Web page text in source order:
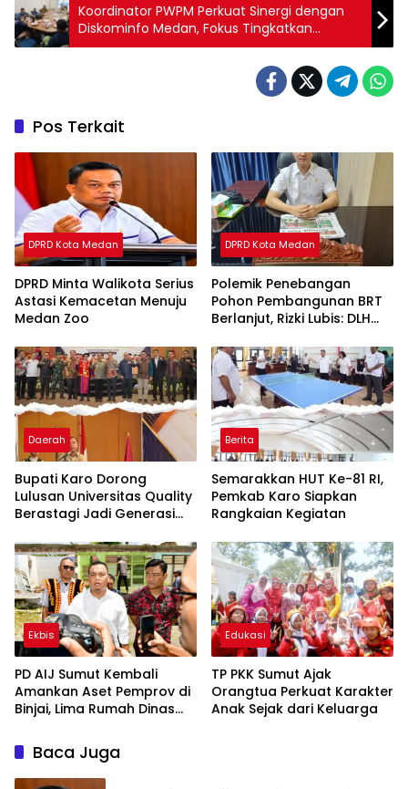
Koordinator PWPM Perkuat Sinergi dengan
Diskominfo Medan, Fokus Tingkatkan
Kesejahteraan Wartawan
Pos Terkait
DPRD Kota Medan
DPRD Minta Walikota Serius
Astasi Kemacetan Menuju
Medan Zoo
DPRD Kota Medan
Polemik Penebangan
Pohon Pembangunan BRT
Berlanjut, Rizki Lubis: DLH
Badan
Daerah
Bupati Karo Dorong
Lulusan Universitas Quality
Berastagi Jadi Generasi
Berita
Semarakkan HUT Ke-81 RI,
Pemkab Karo Siapkan
Rangkaian Kegiatan
Ekbis
PD AIJ Sumut Kembali
Amankan Aset Pemprov di
Binjai, Lima Rumah Dinas
Edukasi
TP PKK Sumut Ajak
Orangtua Perkuat Karakter
Anak Sejak dari Keluarga
Baca Juga